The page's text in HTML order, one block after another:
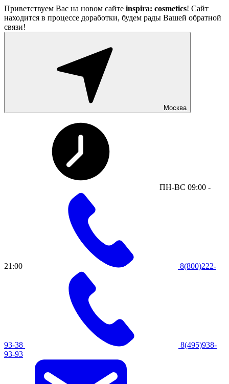
Приветствуем Вас на новом сайте inspira: cosmetics! Сайт
находится в процессе доработки, будем рады Вашей обратной
связи!
Москва
ПН-ВС 09:00 -
21:00 8(800)222-
93-38
8(495)938-
93-93